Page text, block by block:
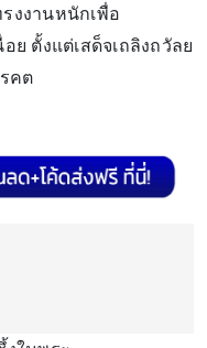
งงานหนักเพื่อ
ย ตั้งแต่เสด็จเถลิงถวัลย
คต